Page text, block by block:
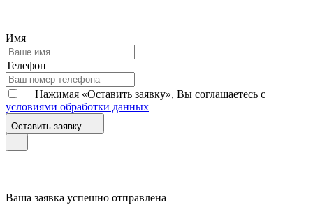
Имя
Телефон
Нажимая «Оставить заявку», Вы соглашаетесь с
условиями обработки данных
Оставить заявку
Ваша заявка успешно отправлена